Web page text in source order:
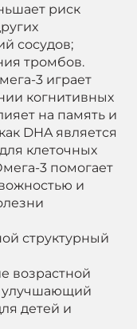
риск
сосудов;
тромбов.
3 играет
когнитивных
на память и
DHA является
клеточных
3 помогает
и
структурный
возрастной
улучшающий
детей и